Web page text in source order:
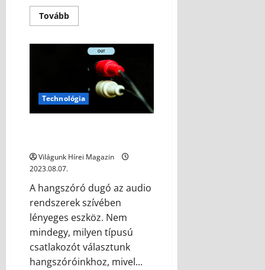
Tovább
Technológia
Világunk Hírei Magazin
2023.08.07.
A hangszóró dugó az audio
rendszerek szívében
lényeges eszköz. Nem
mindegy, milyen típusú
csatlakozót választunk
hangszóróinkhoz, mivel...